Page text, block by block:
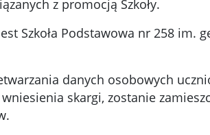
z promocją Szkoły.
Szkoła Podstawowa nr 258 im.
danych osobowych
skargi, zostanie